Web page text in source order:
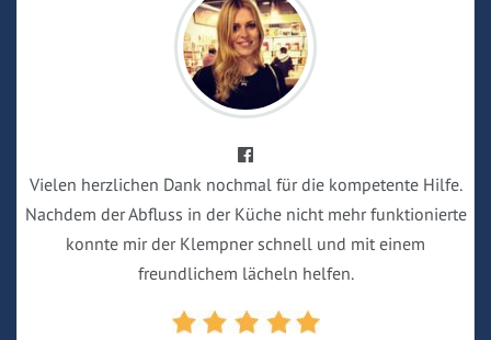
Vielen herzlichen Dank nochmal für die kompetente Hilfe.
Nachdem der Abfluss in der Küche nicht mehr funktionierte
konnte mir der Klempner schnell und mit einem
freundlichem lächeln helfen.